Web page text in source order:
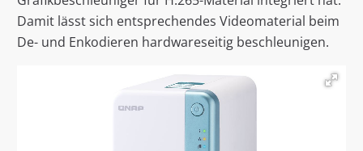
Damit lässt sich entsprechendes Videomaterial beim
De- und Enkodieren hardwareseitig beschleunigen.